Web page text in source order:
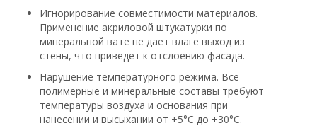
Игнорирование совместимости материалов.
Применение акриловой штукатурки по
минеральной вате не дает влаге выход из
стены, что приведет к отслоению фасада.
Нарушение температурного режима. Все
полимерные и минеральные составы требуют
температуры воздуха и основания при
нанесении и высыхании от +5°С до +30°С.